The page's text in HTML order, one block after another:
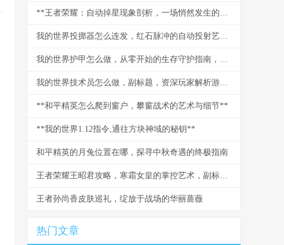
**王者荣耀：自动掉星现象剖析，一场悄然发生的信任危机**
我的世界投掷器怎么连发，红石脉冲的自动投射艺术，红石玩家的进阶乐章
我的世界护甲怎么做，从零开始的生存守护指南，副标题探索打造与强化的终极奥秘
我的世界技术员怎么做，副标题，资深玩家解析游戏科技进阶之路
**和平精英怎么爬到窗户，攀窗战术的艺术与细节**
**我的世界1.12指令,通往方块神域的秘钥**
和平精英的月兔位置在哪，探寻中秋奇遇的终极指南
王者荣耀王昭君攻略，寒霜女皇的掌控艺术，副标题，极致控制与爆发连招心得
王者孙尚香皮肤巡礼，绽放于战场的华丽蔷薇
热门文章